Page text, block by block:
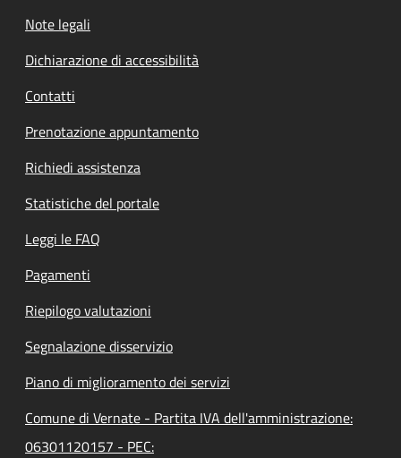
Note legali
Dichiarazione di accessibilità
Contatti
Prenotazione appuntamento
Richiedi assistenza
Statistiche del portale
Leggi le FAQ
Pagamenti
Riepilogo valutazioni
Segnalazione disservizio
Piano di miglioramento dei servizi
Comune di Vernate - Partita IVA dell'amministrazione:
06301120157 - PEC: